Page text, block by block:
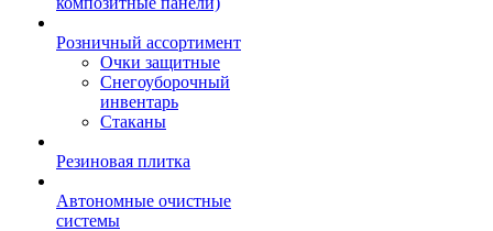
Розничный ассортимент
Очки защитные
Снегоуборочный
инвентарь
Стаканы
Резиновая плитка
Автономные очистные
системы